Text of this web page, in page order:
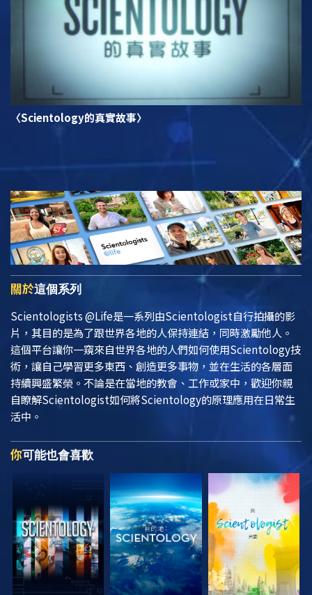
〈Scientology的真實故事〉
關於這個系列
Scientologists @Life是一系列由Scientologist自行拍攝的影
片，其目的是為了跟世界各地的人保持連結，同時激勵他人。
這個平台讓你一窺來自世界各地的人們如何使用Scientology技
術，讓自己學習更多東西、創造更多事物，並在生活的各層面
持續興盛繁榮。不論是在當地的教會、工作或家中，歡迎你親
自瞭解Scientologist如何將Scientology的原理應用在日常生
活中。
你可能也會喜歡